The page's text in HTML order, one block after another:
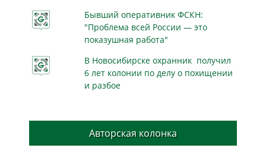
Бывший оперативник ФСКН:
"Проблема всей России — это
показушная работа"
В Новосибирске охранник получил
6 лет колонии по делу о похищении
и разбое
Авторская колонка